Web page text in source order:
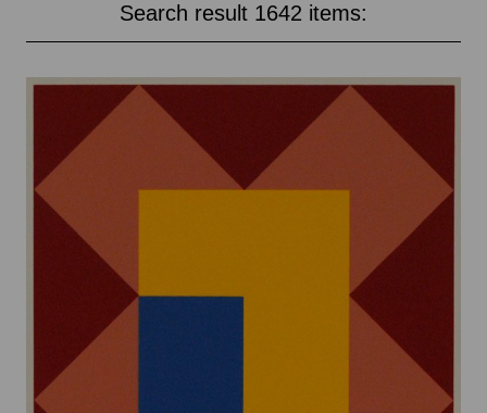
Search result 1642 items: